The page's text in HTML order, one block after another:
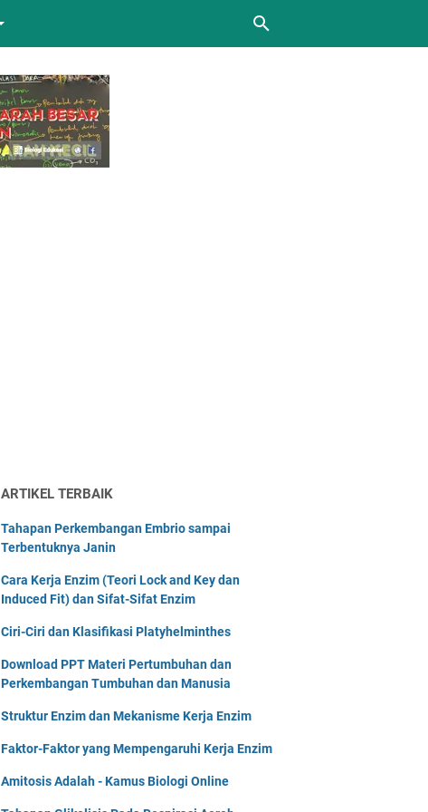
ARTIKEL TERBAIK
Tahapan Perkembangan Embrio sampai
Terbentuknya Janin
Cara Kerja Enzim (Teori Lock and Key dan
Induced Fit) dan Sifat-Sifat Enzim
Ciri-Ciri dan Klasifikasi Platyhelminthes
Download PPT Materi Pertumbuhan dan
Perkembangan Tumbuhan dan Manusia
Struktur Enzim dan Mekanisme Kerja Enzim
Faktor-Faktor yang Mempengaruhi Kerja Enzim
Amitosis Adalah - Kamus Biologi Online